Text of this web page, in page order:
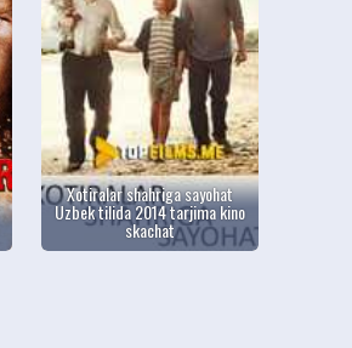
Xotiralar shahriga sayohat
Uzbek tilida 2014 tarjima kino
skachat